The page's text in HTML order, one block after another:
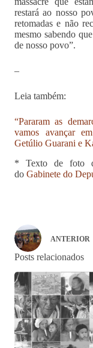
restará ao nosso
retomadas e não
mesmo sabendo
de nosso povo”.
–
Leia também:
“Pararam as
vamos avançar
Getúlio Guarani e
* Texto de foto
do Gabinete do
ANTERIOR
Posts relacionados